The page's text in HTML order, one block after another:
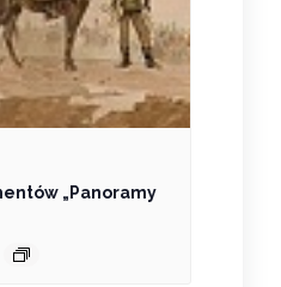
„Panoramy